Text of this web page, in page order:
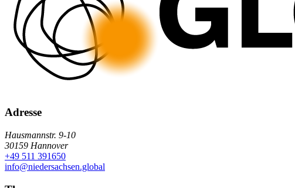
Adresse
Hausmannstr. 9-10
30159 Hannover
+49 511 391650
info@niedersachsen.global